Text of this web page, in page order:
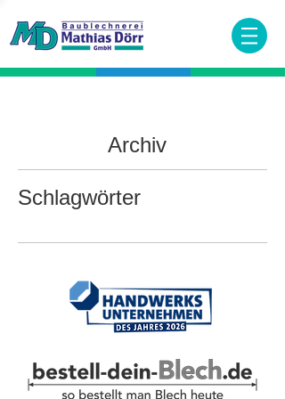
Archiv
Schlagwörter